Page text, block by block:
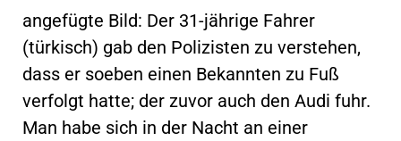
angefügte Bild: Der 31-jährige Fahrer
(türkisch) gab den Polizisten zu verstehen,
dass er soeben einen Bekannten zu Fuß
verfolgt hatte; der zuvor auch den Audi fuhr.
Man habe sich in der Nacht an einer